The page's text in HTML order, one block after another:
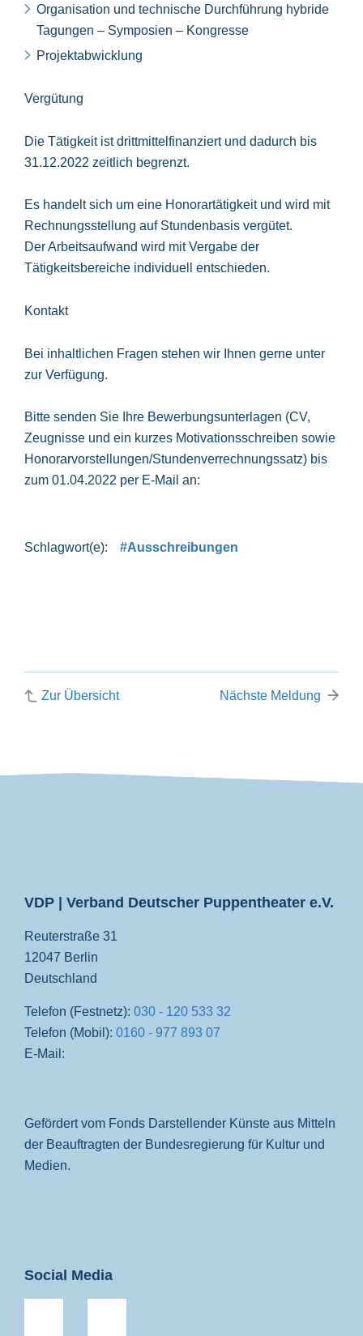
Organisation und technische Durchführung hybride
Tagungen – Symposien – Kongresse
Projektabwicklung
Vergütung
Die Tätigkeit ist drittmittelfinanziert und dadurch bis
31.12.2022 zeitlich begrenzt.
Es handelt sich um eine Honorartätigkeit und wird mit
Rechnungsstellung auf Stundenbasis vergütet.
Der Arbeitsaufwand wird mit Vergabe der
Tätigkeitsbereiche individuell entschieden.
Kontakt
Bei inhaltlichen Fragen stehen wir Ihnen gerne unter
zur Verfügung.
Bitte senden Sie Ihre Bewerbungsunterlagen (CV,
Zeugnisse und ein kurzes Motivationsschreiben sowie
Honorarvorstellungen/Stundenverrechnungssatz) bis
zum 01.04.2022 per E-Mail an:
#Ausschreibungen
Zur Übersicht Nächste Meldung
VDP | Verband Deutscher Puppentheater e.V.
Reuterstraße 31
12047 Berlin
Deutschland
Telefon (Festnetz): 030 - 120 533 32
Telefon (Mobil): 0160 - 977 893 07
E-Mail:
Gefördert vom Fonds Darstellender Künste aus Mitteln
der Beauftragten der Bundesregierung für Kultur und
Medien.
Social Media